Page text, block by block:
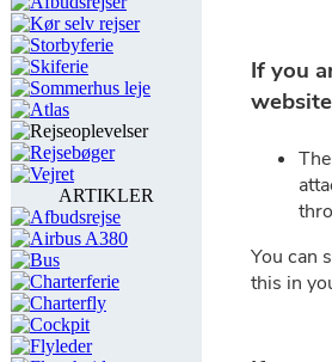
Kør selv rejser
Storbyferie
Skiferie
Sommerhus leje
Atlas
Rejseoplevelser
Rejsebøger
Vejret
ARTIKLER
Afbudsrejse
Airbus A380
Bus
Charterferie
Charterfly
Cockpit
Flyleder